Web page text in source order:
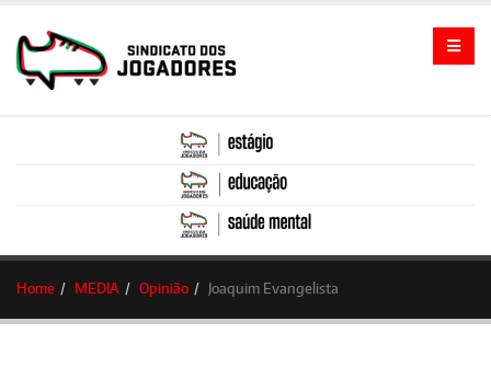
Home MEDIA Opinião Joaquim Evangelista